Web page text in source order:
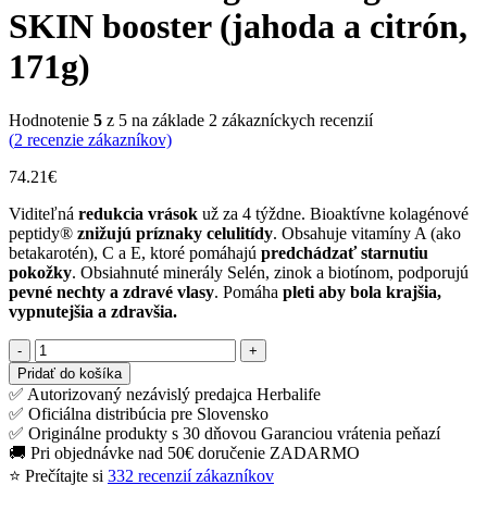
SKIN booster (jahoda a citrón,
171g)
Hodnotenie 5 z 5 na základe 2 zákazníckych recenzií
(2 recenzie zákazníkov)
74.21€
Viditeľná redukcia vrások už za 4 týždne. Bioaktívne kolagénové
peptidy® znižujú príznaky celulitídy. Obsahuje vitamíny A (ako
betakarotén), C a E, ktoré pomáhajú predchádzať starnutiu
pokožky. Obsiahnuté minerály Selén, zinok a biotínom, podporujú
pevné nechty a zdravé vlasy. Pomáha pleti aby bola krajšia,
vypnutejšia a zdravšia.
množstvo
Herbalife
kolagén
Collagen
SKIN
booster
(jahoda
a
Pridať do košíka
✅ Autorizovaný nezávislý predajca Herbalife
✅ Oficiálna distribúcia pre Slovensko
✅ Originálne produkty s 30 dňovou Garanciou vrátenia peňazí
🚚 Pri objednávke nad 50€ doručenie ZADARMO
⭐ Prečítajte si 332 recenzií zákazníkov